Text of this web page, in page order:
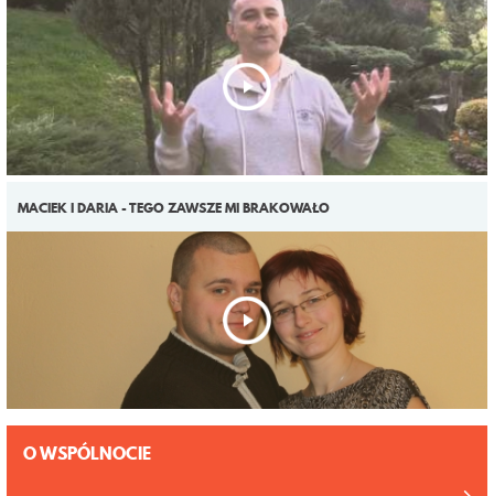
MACIEK I DARIA - TEGO ZAWSZE MI BRAKOWAŁO
O WSPÓLNOCIE